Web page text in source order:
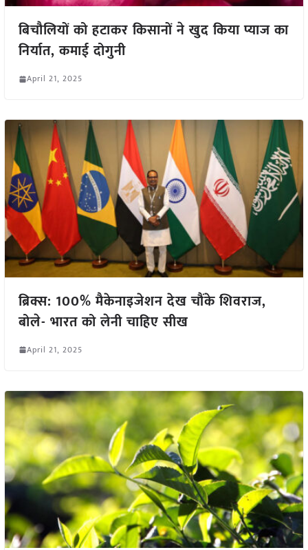
बिचौलियों को हटाकर किसानों ने खुद किया प्याज का
निर्यात, कमाई दोगुनी
April 21, 2025
ब्रिक्स: 100% मैकेनाइजेशन देख चौंके शिवराज,
बोले- भारत को लेनी चाहिए सीख
April 21, 2025